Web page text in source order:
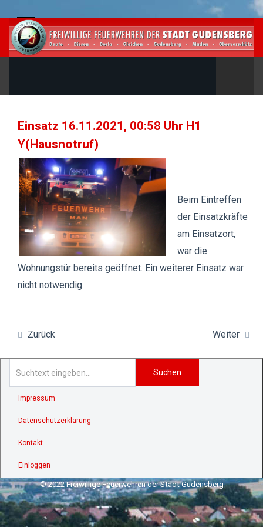
Einsatz 16.11.2021, 00:58 Uhr H1
Y(Hausnotruf)
Beim Eintreffen
der Einsatzkräfte
am Einsatzort,
war die
Wohnungstür bereits geöffnet. Ein weiterer Einsatz war
nicht notwendig.
Zurück Weiter
Suchen
Impressum
Datenschutzerklärung
Kontakt
Einloggen
© 2022 Freiwillige Feuerwehren der Stadt Gudensberg